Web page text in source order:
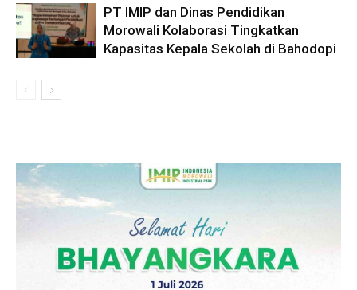
PT IMIP dan Dinas Pendidikan
Morowali Kolaborasi Tingkatkan
Kapasitas Kepala Sekolah di Bahodopi